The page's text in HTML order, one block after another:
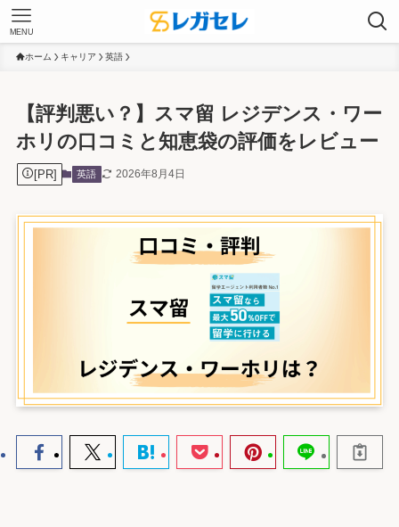
MENU
ホーム キャリア 英語
【評判悪い？】スマ留 レジデンス・ワー
ホリの口コミと知恵袋の評価をレビュー
[PR] 英語 2026年8月4日